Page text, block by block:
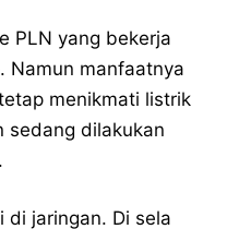
PLN yang bekerja
Namun manfaatnya
menikmati listrik
sedang dilakukan
di jaringan. Di sela